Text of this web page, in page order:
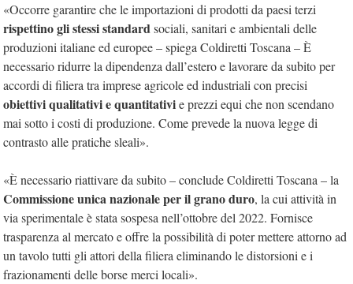
«Occorre garantire che le importazioni di prodotti da paesi terzi
rispettino gli stessi standardsociali, sanitari e ambientali delle
produzioni italiane ed europee – spiega Coldiretti Toscana – È
necessario ridurre la dipendenza dall’estero e lavorare da subito per
accordi di filiera tra imprese agricole ed industriali con precisi
obiettivi qualitativi e quantitativie prezzi equi che non scendano
mai sotto i costi di produzione. Come prevede la nuova legge di
contrasto alle pratiche sleali».
«È necessario riattivare da subito – conclude Coldiretti Toscana – la
Commissione unica nazionale per il grano duro, la cui attività in
via sperimentale è stata sospesa nell’ottobre del 2022. Fornisce
trasparenza al mercato e offre la possibilità di poter mettere attorno ad
un tavolo tutti gli attori della filiera eliminando le distorsioni e i
frazionamenti delle borse merci locali».